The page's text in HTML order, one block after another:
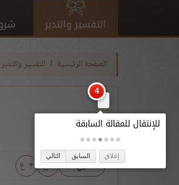
التفسير والتدبر
الصفحة الرئيسية التفسير والتدبر
تحميل - ع + ع
إغلاق السابق التالي